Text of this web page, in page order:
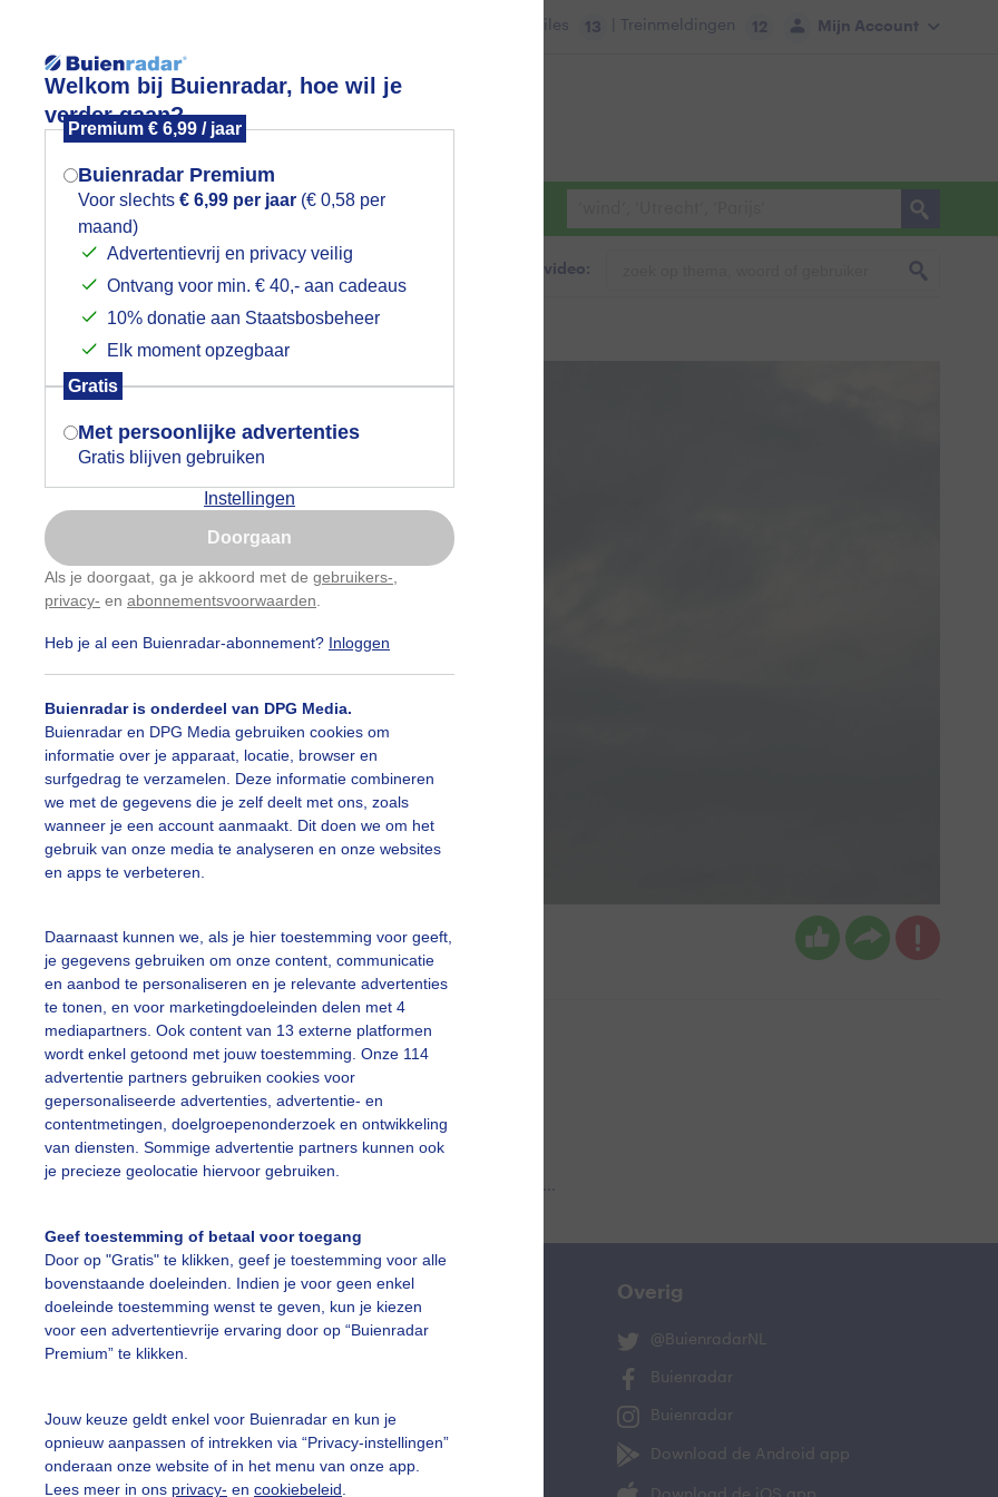
Welkom bij Buienradar, hoe wil je
verder gaan?
Premium € 6,99 / jaar
Buienradar Premium
Voor slechts € 6,99 per jaar (€ 0,58 per
maand)
Advertentievrij en privacy veilig
Ontvang voor min. € 40,- aan cadeaus
10% donatie aan Staatsbosbeheer
Elk moment opzegbaar
Gratis
Met persoonlijke advertenties
Gratis blijven gebruiken
Instellingen
Doorgaan
Als je doorgaat, ga je akkoord met de gebruikers-
privacy- en abonnementsvoorwaarden
Heb je al een Buienradar-abonnement? Inloggen
Buienradar is onderdeel van DPG Media.
Buienradar en DPG Media gebruiken cookies om
informatie over je apparaat, locatie, browser en
surfgedrag te verzamelen. Deze informatie combineren
we met de gegevens die je zelf deelt met ons, zoals
wanneer je een account aanmaakt. Dit doen we om het
gebruik van onze media te analyseren en onze websites
en apps te verbeteren.
Daarnaast kunnen we, als je hier toestemming voor geeft,
je gegevens gebruiken om onze content, communicatie
en aanbod te personaliseren en je relevante advertenties
te tonen, en voor marketingdoeleinden delen met 4
mediapartners. Ook content van 13 externe platformen
wordt enkel getoond met jouw toestemming. Onze 114
advertentie partners gebruiken cookies voor
gepersonaliseerde advertenties, advertentie- en
contentmetingen, doelgroepenonderzoek en ontwikkeling
van diensten. Sommige advertentie partners kunnen ook
je precieze geolocatie hiervoor gebruiken.
Geef toestemming of betaal voor toegang
Door op "Gratis" te klikken, geef je toestemming voor alle
bovenstaande doeleinden. Indien je voor geen enkel
doeleinde toestemming wenst te geven, kun je kiezen
voor een advertentievrije ervaring door op “Buienradar
Premium” te klikken.
Jouw keuze geldt enkel voor Buienradar en kun je
opnieuw aanpassen of intrekken via “Privacy-instellingen”
onderaan onze website of in het menu van onze app.
Lees meer in ons privacy- en cookiebeleid
Mijn Account
Files 13 | Treinmeldingen 12
Foto en video Weerzine
Zoeken in foto & video:
Ankie Grijsen Gemaakt: 09-06-2026, 30x bekeken
slideshow
vragen
Mijn weer
De Bilt
Overig
@BuienradarNL
Buienradar
Buienradar
Download de Android app
Mogen we je locatie gebruiken voor
het weer?
Indien je hier nog geen akkoord op hebt
gegeven, verschijnt er zo een pop-up uit
je browser waarin deze toestemming
gevraagd wordt.
Is goed, toon de popup
Nu niet, misschien later
Gebruik je Safari en wil je niet elke dag deze pop-up
Klikhierom dit aan te passen